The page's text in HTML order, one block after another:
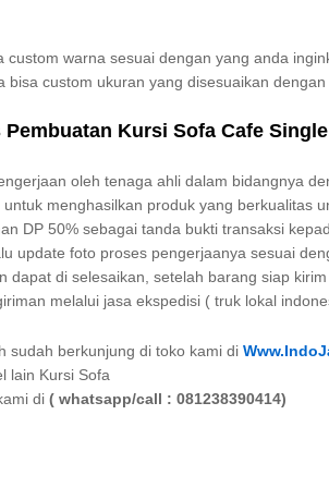
custom warna sesuai dengan yang anda
bisa custom ukuran yang disesuaikan
Pembuatan Kursi Sofa Cafe
oleh tenaga ahli dalam bidangnya
untuk menghasilkan produk yang berkualitas
DP 50% sebagai tanda bukti transaksi
update foto proses pengerjaanya sesuai
dapat di selesaikan, setelah barang siap
melalui jasa ekspedisi ( truk lokal
sudah berkunjung di toko kami di
lain Kursi Sofa
di ( whatsapp/call : 081238390414)